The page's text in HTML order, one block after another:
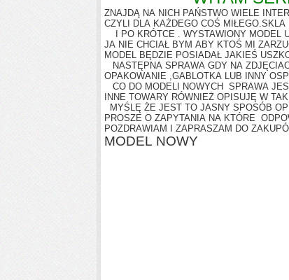
ZNAJDĄ NA NICH PAŃSTWO WIELE
CZYLI DLA KAŻDEGO COŚ
I PO KRÓTCE . WYSTAWIONY MODEL
JA NIE CHCIAŁ BYM ABY KTOŚ MI
MODEL BĘDZIE POSIADAŁ JAKIEŚ
NASTĘPNA SPRAWA GDY NA
OPAKOWANIE ,GABLOTKA LUB INNY
CO DO MODELI NOWYCH SPRAWA
INNE TOWARY RÓWNIEŻ OPISUJĘ W
MYŚLĘ ŻE JEST TO JASNY SPOSÓB
PROSZE O ZAPYTANIA NA KTÓRE
POZDRAWIAM I ZAPRASZAM DO
MODEL NOWY